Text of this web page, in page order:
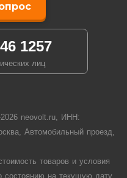
1257
лиц
2026neovolt.ru, ИНН:
Автомобильный проезд,
товаров и условия
состоянию на текущую дату